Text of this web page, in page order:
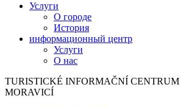
Услуги
О городе
История
информационный центр
Услуги
О нас
TURISTICKÉ INFORMAČNÍ CENTRUM
MORAVICÍ